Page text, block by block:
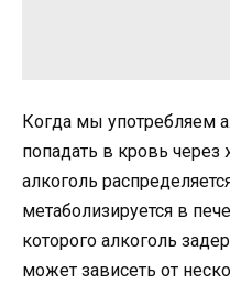
Когда мы употребляем
попадать в кровь
алкоголь
метаболизируется в
которого алкоголь
может зависеть от